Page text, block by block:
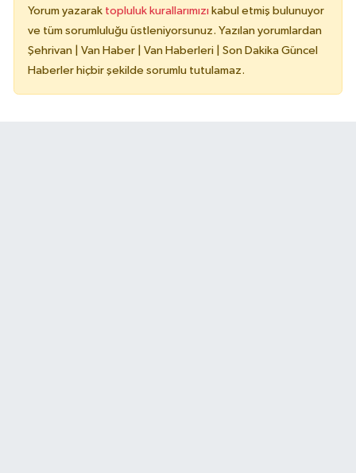
Yorum yazarak topluluk kurallarımızı kabul etmiş bulunuyor
ve tüm sorumluluğu üstleniyorsunuz. Yazılan yorumlardan
Şehrivan | Van Haber | Van Haberleri | Son Dakika Güncel
Haberler hiçbir şekilde sorumlu tutulamaz.